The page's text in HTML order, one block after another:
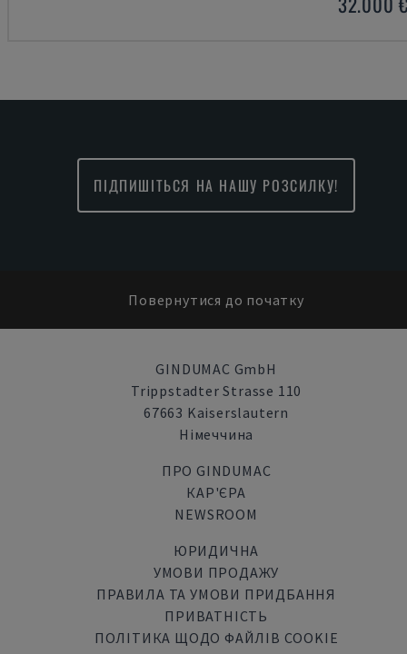
ПІДПИШІТЬСЯ НА НАШУ РОЗСИЛКУ!
Повернутися до початку
GINDUMAC GmbH
Trippstadter Strasse 110
67663 Kaiserslautern
Німеччина
ПРО GINDUMAC
КАР'ЄРА
NEWSROOM
ЮРИДИЧНА
УМОВИ ПРОДАЖУ
ПРАВИЛА ТА УМОВИ ПРИДБАННЯ
ПРИВАТНІСТЬ
ПОЛІТИКА ЩОДО ФАЙЛІВ COOKIE